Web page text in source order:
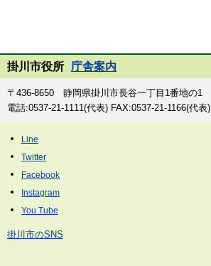
掛川市役所 庁舎案内
〒436-8650 静岡県掛川市長谷一丁目1番地の1
電話:0537-21-1111(代表) FAX:0537-21-1166(代表)
掛川市のSNS